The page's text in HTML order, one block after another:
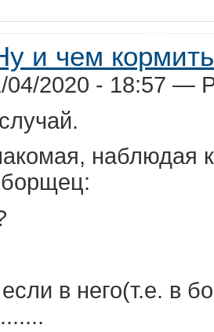
и чем
04/2020 - 18:57 —
наблюдая
в него(т.е. в